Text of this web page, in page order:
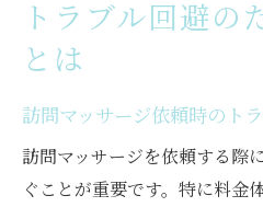
トラブル回避の
とは
訪問マッサージ依頼時のト
訪問マッサージを依頼する際
ぐことが重要です。特に料金